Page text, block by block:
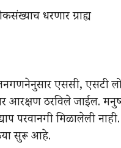
धरणार ग्राह्य
एससी, एसटी
आरक्षण ठरविले जाईल.
परवानगी मिळालेली
सुरू आहे.